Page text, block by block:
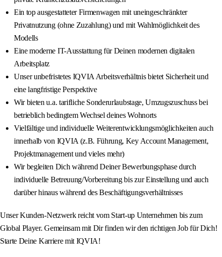
Ein top ausgestatteter Firmenwagen mit uneingeschränkter
Privatnutzung (ohne Zuzahlung) und mit Wahlmöglichkeit des
Modells
Eine moderne IT-Ausstattung für Deinen modernen digitalen
Arbeitsplatz
Unser unbefristetes IQVIA Arbeitsverhältnis bietet Sicherheit und
eine langfristige Perspektive
Wir bieten u.a. tarifliche Sonderurlaubstage, Umzugszuschuss bei
betrieblich bedingtem Wechsel deines Wohnorts
Vielfältige und individuelle Weiterentwicklungsmöglichkeiten auch
innerhalb von IQVIA (z.B. Führung, Key Account Management,
Projektmanagement und vieles mehr)
Wir begleiten Dich während Deiner Bewerbungsphase durch
individuelle Betreuung/Vorbereitung bis zur Einstellung und auch
darüber hinaus während des Beschäftigungsverhältnisses
Unser Kunden-Netzwerk reicht vom Start-up Unternehmen bis zum
Global Player. Gemeinsam mit Dir finden wir den richtigen Job für Dich!
Starte Deine Karriere mit IQVIA!